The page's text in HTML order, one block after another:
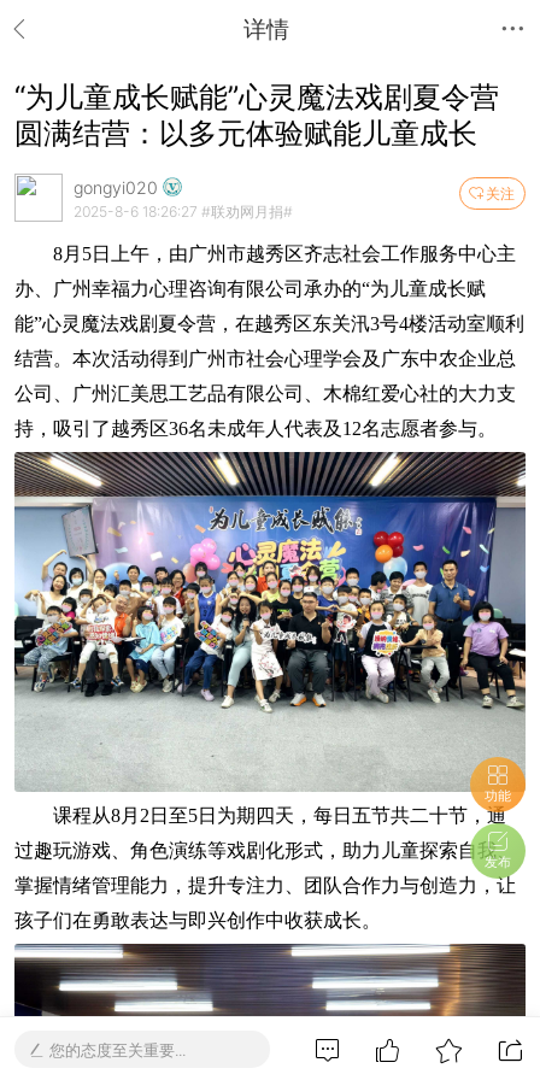
详情
“为儿童成长赋能”心灵魔法戏剧夏令营
圆满结营：以多元体验赋能儿童成长
关注
gongyi020
2025-8-6 18:26:27 #联劝网月捐#
8月5日上午，由广州市越秀区齐志社会工作服务中心主
办、广州幸福力心理咨询有限公司承办的“为儿童成长赋
能”心灵魔法戏剧夏令营，在越秀区东关汛3号4楼活动室顺利
结营。本次活动得到广州市社会心理学会及广东中农企业总
公司、广州汇美思工艺品有限公司、木棉红爱心社的大力支
持，吸引了越秀区36名未成年人代表及12名志愿者参与。
课程从8月2日至5日为期四天，每日五节共二十节，通
过趣玩游戏、角色演练等戏剧化形式，助力儿童探索自我、
掌握情绪管理能力，提升专注力、团队合作力与创造力，让
孩子们在勇敢表达与即兴创作中收获成长。
您的态度至关重要...
功能
发布